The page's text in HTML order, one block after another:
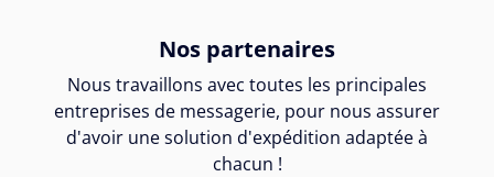
Nos partenaires
Nous travaillons avec toutes les principales
entreprises de messagerie, pour nous assurer
d'avoir une solution d'expédition adaptée à
chacun !